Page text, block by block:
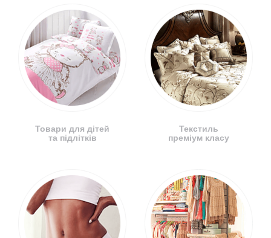
Товари для дітей
та підлітків
Текстиль
преміум класу